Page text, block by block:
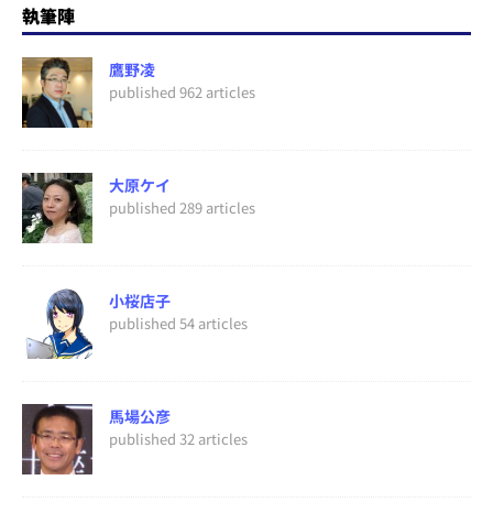
執筆陣
鷹野凌
published 962 articles
大原ケイ
published 289 articles
小桜店子
published 54 articles
馬場公彦
published 32 articles